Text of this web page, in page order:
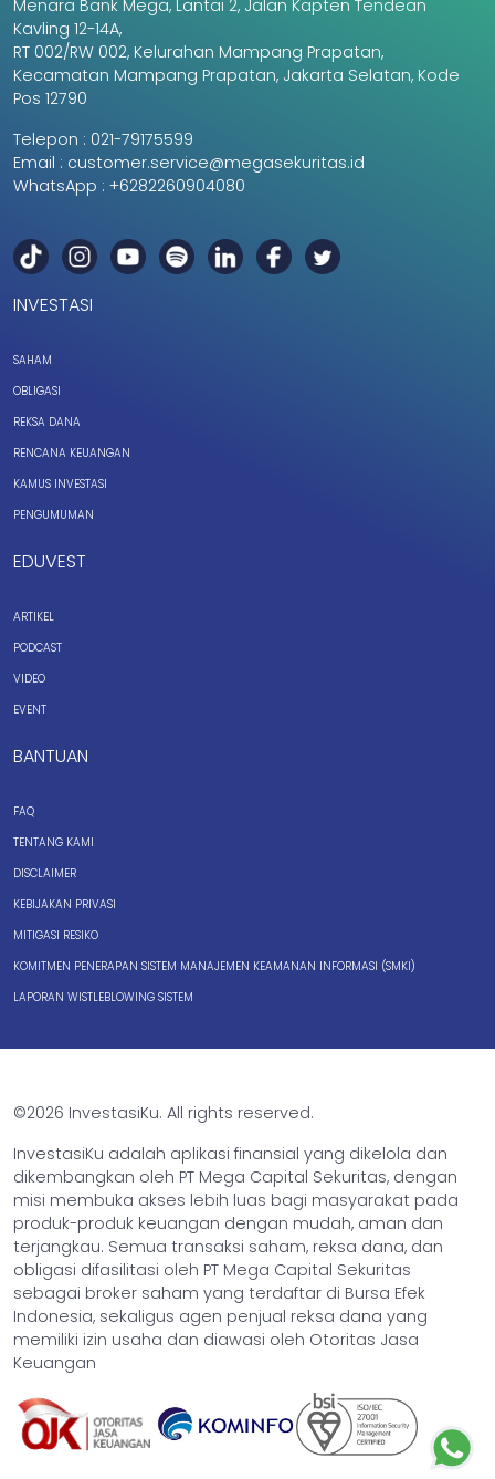
Menara Bank Mega, Lantai 2, Jalan Kapten Tendean
Kavling 12-14A,
RT 002/RW 002, Kelurahan Mampang Prapatan,
Kecamatan Mampang Prapatan, Jakarta Selatan, Kode
Pos 12790
Telepon : 021-79175599
Email : customer.service@megasekuritas.id
WhatsApp : +6282260904080
INVESTASI
SAHAM
OBLIGASI
REKSA DANA
RENCANA KEUANGAN
KAMUS INVESTASI
PENGUMUMAN
EDUVEST
ARTIKEL
PODCAST
VIDEO
EVENT
BANTUAN
FAQ
TENTANG KAMI
DISCLAIMER
KEBIJAKAN PRIVASI
MITIGASI RESIKO
KOMITMEN PENERAPAN SISTEM MANAJEMEN KEAMANAN INFORMASI (SMKI)
LAPORAN WISTLEBLOWING SISTEM
©2026 InvestasiKu. All rights reserved.
InvestasiKu adalah aplikasi finansial yang dikelola dan
dikembangkan oleh PT Mega Capital Sekuritas, dengan
misi membuka akses lebih luas bagi masyarakat pada
produk-produk keuangan dengan mudah, aman dan
terjangkau. Semua transaksi saham, reksa dana, dan
obligasi difasilitasi oleh PT Mega Capital Sekuritas
sebagai broker saham yang terdaftar di Bursa Efek
Indonesia, sekaligus agen penjual reksa dana yang
memiliki izin usaha dan diawasi oleh Otoritas Jasa
Keuangan